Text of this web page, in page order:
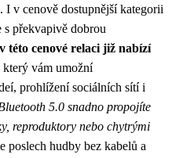
v cenově dostupnější kategorii
překvapivě dobrou
této cenové relaci již nabízí
který vám umožní
prohlížení sociálních sítí i
5.0 snadno propojíte
reproduktory nebo chytrými
poslech hudby bez kabelů a